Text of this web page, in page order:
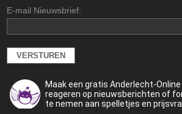
E-mail Nieuwsbrief:
Maak een gratis Anderlecht-
reageren op nieuwsberichten of
te nemen aan spelletjes en